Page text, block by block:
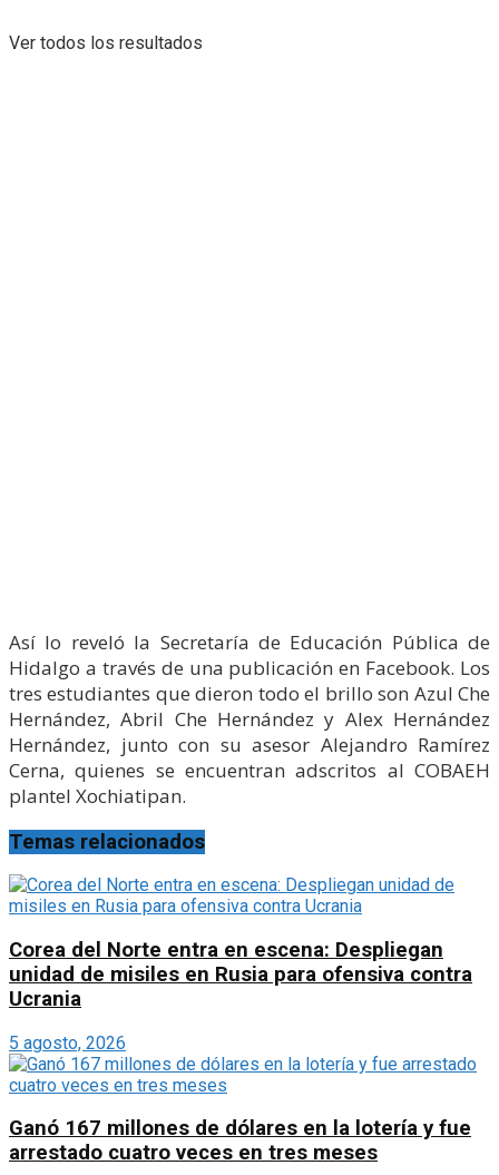
Ver todos los resultados
Así lo reveló la Secretaría de Educación Pública de
Hidalgo a través de una publicación en Facebook. Los
tres estudiantes que dieron todo el brillo son Azul Che
Hernández, Abril Che Hernández y Alex Hernández
Hernández, junto con su asesor Alejandro Ramírez
Cerna, quienes se encuentran adscritos al COBAEH
plantel Xochiatipan.
Temas relacionados
Corea del Norte entra en escena: Despliegan
unidad de misiles en Rusia para ofensiva contra
Ucrania
5 agosto, 2026
Ganó 167 millones de dólares en la lotería y fue
arrestado cuatro veces en tres meses